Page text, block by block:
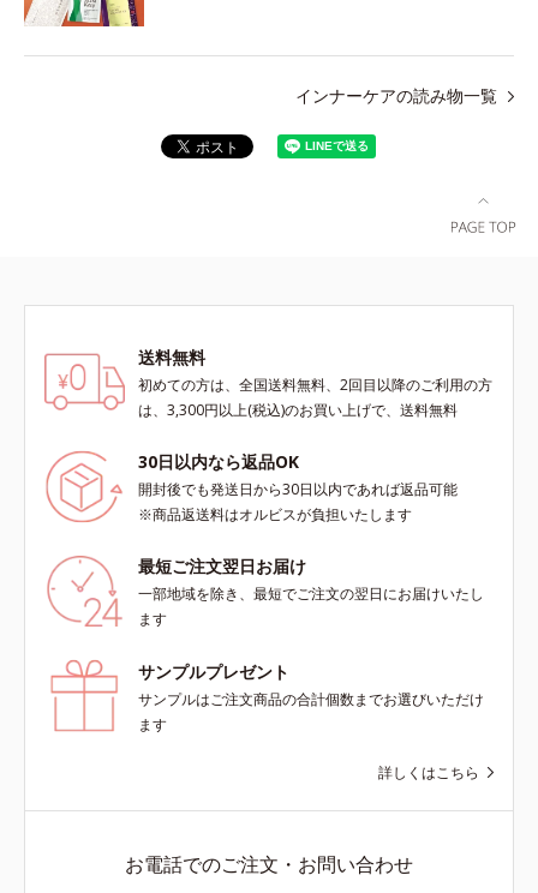
インナーケアの読み物一覧
送料無料
初めての方は、全国送料無料、2回目以降のご利用の方
は、3,300円以上(税込)のお買い上げで、送料無料
30日以内なら返品OK
開封後でも発送日から30日以内であれば返品可能
※商品返送料はオルビスが負担いたします
最短ご注文翌日お届け
一部地域を除き、最短でご注文の翌日にお届けいたし
ます
サンプルプレゼント
サンプルはご注文商品の合計個数までお選びいただけ
ます
詳しくはこちら
お電話でのご注文・お問い合わせ